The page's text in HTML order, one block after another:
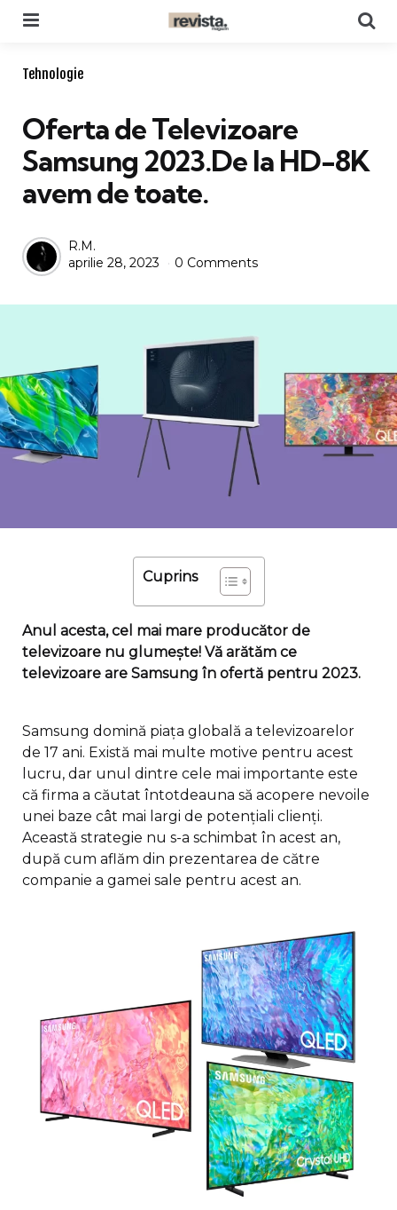
Categories
Tehnologie
Oferta de Televizoare
Samsung 2023.De la HD-8K
avem de toate.
Posted
by
R.M.
aprilie 28, 2023
0 Comments
Cuprins
Anul acesta, cel mai mare producător de
televizoare nu glumește! Vă arătăm ce
televizoare are Samsung în ofertă pentru 2023.
Samsung domină piața globală a televizoarelor
de 17 ani. Există mai multe motive pentru acest
lucru, dar unul dintre cele mai importante este
că firma a căutat întotdeauna să acopere nevoile
unei baze cât mai largi de potențiali clienți.
Această strategie nu s-a schimbat în acest an,
după cum aflăm din prezentarea de către
companie a gamei sale pentru acest an.